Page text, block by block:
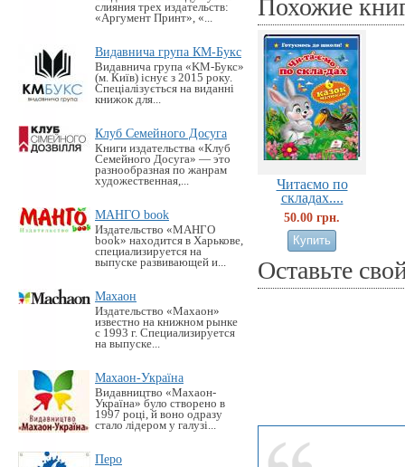
слияния трех издательств:
«Аргумент Принт», «...
Видавнича група КМ-Букс
Видавнича група «KM-Букс»
(м. Київ) існує з 2015 року.
Спеціалізується на виданні
книжок для...
Клуб Семейного Досуга
Книги издательства «Клуб
Семейного Досуга» — это
разнообразная по жанрам
художественная,...
МАНГО book
Издательство «MАНГО
book» находится в Харькове,
специализируется на
выпуске развивающей и...
Махаон
Издательство «Махаон»
известно на книжном рынке
с 1993 г. Специализируется
на выпуске...
Махаон-Україна
Видавництво «Махаон-
Україна» було створено в
1997 році, й воно одразу
стало лідером у галузі...
Перо
Похожие
Читаємо по
складах....
50.00 грн.
Оставьте